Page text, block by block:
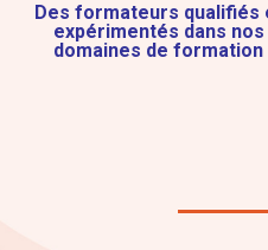
Des formateurs qualifiés
expérimentés dans nos
domaines de formation